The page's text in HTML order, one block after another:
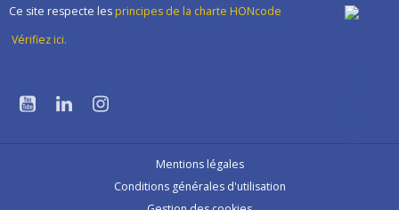
Ce site respecte les principes de la charte HONcode
Vérifiez ici.
Mentions légales
Conditions générales d'utilisation